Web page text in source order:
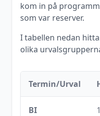
kom in på
som var reserver.
I tabellen nedan
olika
Termin/Urval
BI